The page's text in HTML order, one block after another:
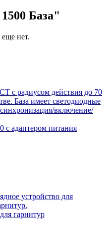
База"
нет.
с радиусом действия до 70
База имеет светодиодные
включение/
с адаптером питания
устройство для
гарнитур